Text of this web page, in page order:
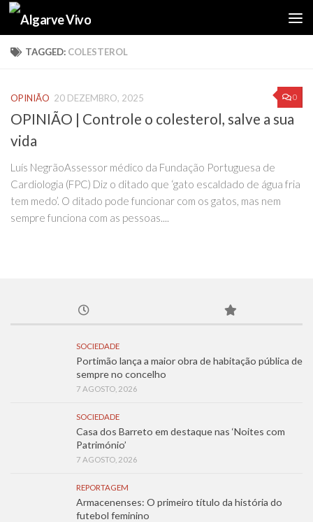
Skip to content
TAGGED: COLESTEROL
0
OPINIÃO 20 DEZEMBRO, 2025
OPINIÃO | Controle o colesterol, salve a sua
vida
Luís NegrãoAssessor médico da Fundação Portuguesa de
Cardiologia (FPC) Diz o ditado que ‘gato escaldado de água fria
tem medo’. O ditado pode funcionar com os gatos, mas nem
sempre funciona com as pessoas....
SOCIEDADE
Portimão lança a maior obra de habitação pública de
sempre no concelho
7 AGOSTO, 2026
SOCIEDADE
Casa dos Barreto em destaque nas ‘Noites com
Património’
7 AGOSTO, 2026
REPORTAGEM
Armacenenses: O primeiro título da história do
futebol feminino